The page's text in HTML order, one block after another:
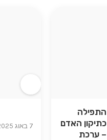
התפילה
כתיקון האדם
– ערכת
7 באוג 2025